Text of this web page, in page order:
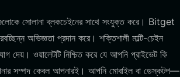
সোলানা ব্লকচেইনের সাথে সংযুক্ত করে। Bitget
অভিজ্ঞতা প্রদান করে। শক্তিশালী মাল্টি-চেইন
দেয়। ওয়ালেটটি নিশ্চিত করে যে আপনি প্রাইভেট কি
আপনার সম্পদ কেবল আপনারই। আপনি মোবাইল বা ডেস্কটপ—